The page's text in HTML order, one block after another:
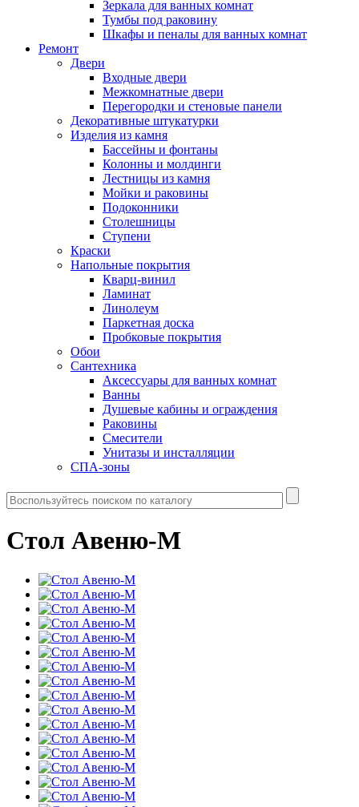
Зеркала для ванных комнат
Тумбы под раковину
Шкафы и пеналы для ванных комнат
Ремонт
Двери
Входные двери
Межкомнатные двери
Перегородки и стеновые панели
Декоративные штукатурки
Изделия из камня
Бассейны и фонтаны
Колонны и молдинги
Лестницы из камня
Мойки и раковины
Подоконники
Столешницы
Ступени
Краски
Напольные покрытия
Кварц-винил
Ламинат
Линолеум
Паркетная доска
Пробковые покрытия
Обои
Сантехника
Аксессуары для ванных комнат
Ванны
Душевые кабины и ограждения
Раковины
Смесители
Унитазы и инсталляции
СПА-зоны
Стол Авеню-М